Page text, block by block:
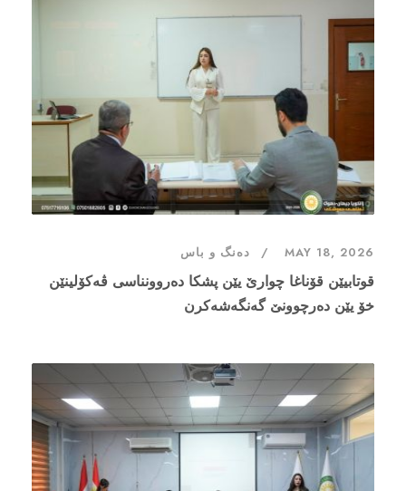
MAY 18, 2026 دەنگ و باس
قوتابیێن قۆناغا چوارێ یێن پشکا ده‌روونناسی ڤەکۆلینێن
خۆ یێن ده‌رچوونێ گەنگەشەکرن